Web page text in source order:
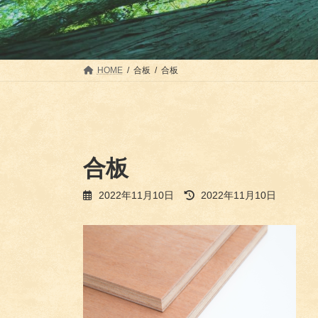
HOME 合板 合板
合板
2022年11月10日
最
新
日
時
:
2022年11月10日